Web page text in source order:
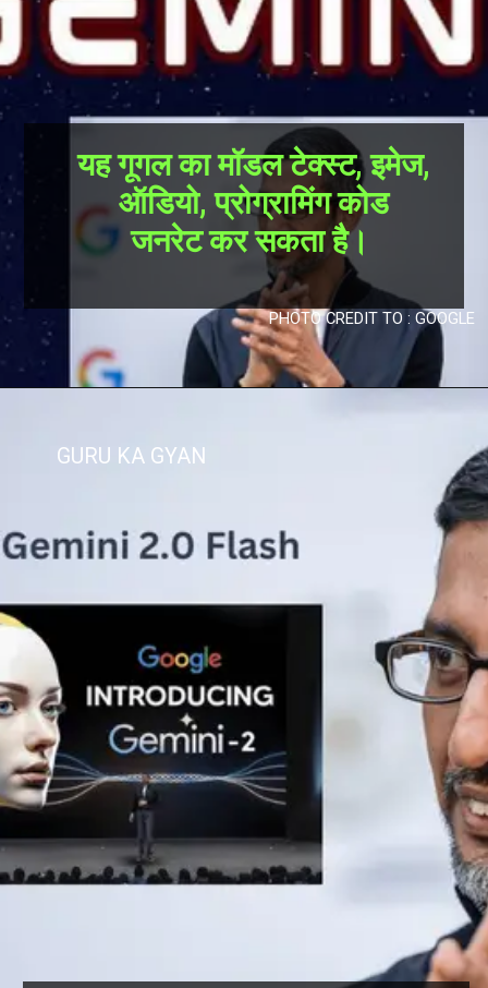
यह गूगल का मॉडल टेक्स्ट, इमेज,
ऑडियो, प्रोग्रामिंग कोड
जनरेट कर सकता है।
PHOTO CREDIT TO : GOOGLE
GURU KA GYAN